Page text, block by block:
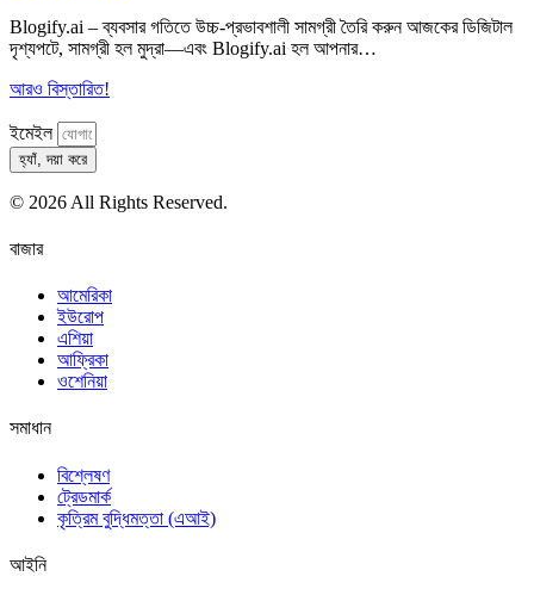
Blogify.ai – ব্যবসার গতিতে উচ্চ-প্রভাবশালী সামগ্রী তৈরি করুন আজকের ডিজিটাল
দৃশ্যপটে, সামগ্রী হল মুদ্রা—এবং Blogify.ai হল আপনার…
আরও বিস্তারিত!
ইমেইল
হ্যাঁ, দয়া করে
© 2026 All Rights Reserved.
বাজার
আমেরিকা
ইউরোপ
এশিয়া
আফ্রিকা
ওশেনিয়া
সমাধান
বিশ্লেষণ
ট্রেডমার্ক
কৃত্রিম বুদ্ধিমত্তা (এআই)
আইনি